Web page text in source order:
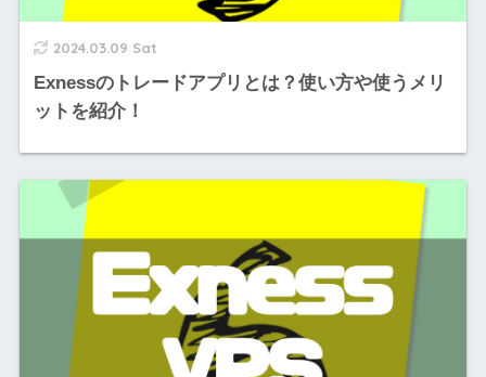
2024.03.09 Sat
Exnessのトレードアプリとは？使い方や使うメリ
ットを紹介！